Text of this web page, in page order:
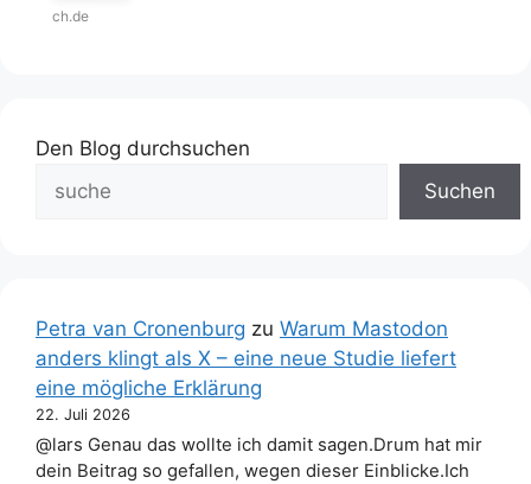
ch.de
Den Blog durchsuchen
Suchen
Petra van Cronenburg zu Warum Mastodon
anders klingt als X – eine neue Studie liefert
eine mögliche Erklärung
22. Juli 2026
@lars Genau das wollte ich damit sagen.Drum hat mir
dein Beitrag so gefallen, wegen dieser Einblicke.Ich